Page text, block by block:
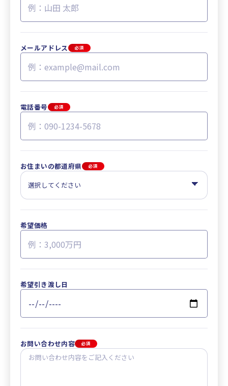
メールアドレス 必須
電話番号 必須
お住まいの都道府県 必須
希望価格
希望引き渡し日
お問い合わせ内容 必須